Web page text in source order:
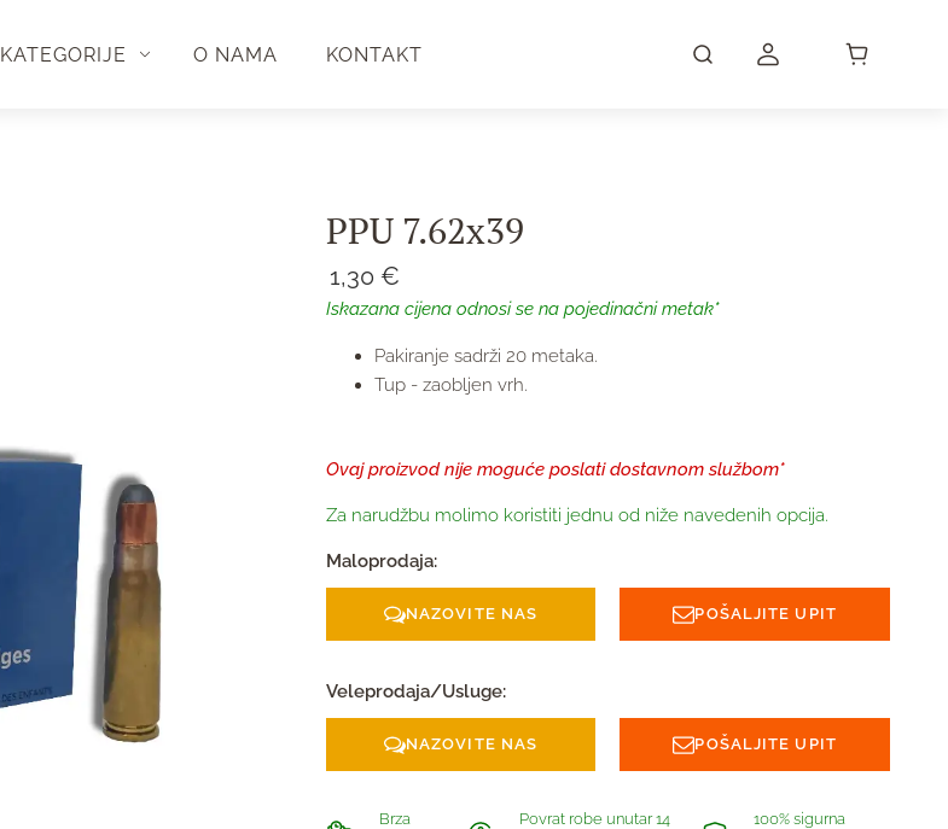
KATEGORIJE O NAMA KONTAKT
PPU 7.62x39
1,30 €
Iskazana cijena odnosi se na pojedinačni metak*
Pakiranje sadrži 20 metaka.
Tup - zaobljen vrh.
Ovaj proizvod nije moguće poslati dostavnom službom*
Za narudžbu molimo koristiti jednu od niže navedenih opcija.
Maloprodaja:
NAZOVITE NAS POŠALJITE UPIT
Veleprodaja/Usluge:
NAZOVITE NAS POŠALJITE UPIT
Brza
Povrat robe unutar 14
100% sigurna